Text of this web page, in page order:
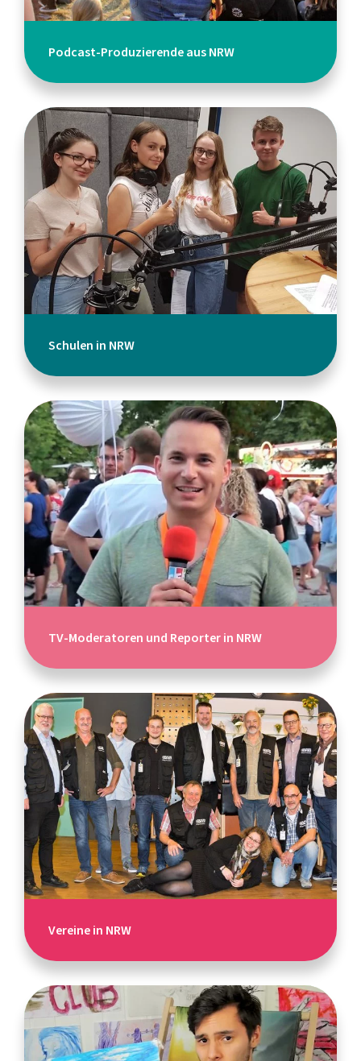
Podcast-Produzierende aus NRW
Schulen in NRW
TV-Moderatoren und Reporter in NRW
Vereine in NRW